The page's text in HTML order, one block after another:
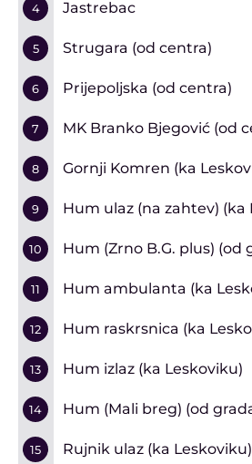
4 Jastrebac
5 Strugara (od centra)
6 Prijepoljska (od centra)
7 MK Branko Bjegović (od
8 Gornji Komren (ka
9 Hum ulaz (na zahtev) (ka
10 Hum (Zrno B.G. plus) (od
11 Hum ambulanta (ka
12 Hum raskrsnica (ka
13 Hum izlaz (ka Leskoviku)
14 Hum (Mali breg) (od
15 Rujnik ulaz (ka Leskoviku)